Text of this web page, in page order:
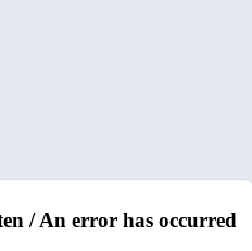
/ An error has occurred